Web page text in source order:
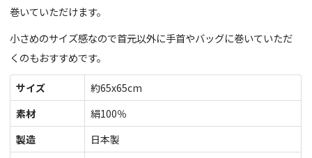
巻いていただけます。
小さめのサイズ感なので首元以外に手首やバッグに巻いていただ
くのもおすすめです。
サイズ
約65x65cm
素材
絹100％
製造
日本製